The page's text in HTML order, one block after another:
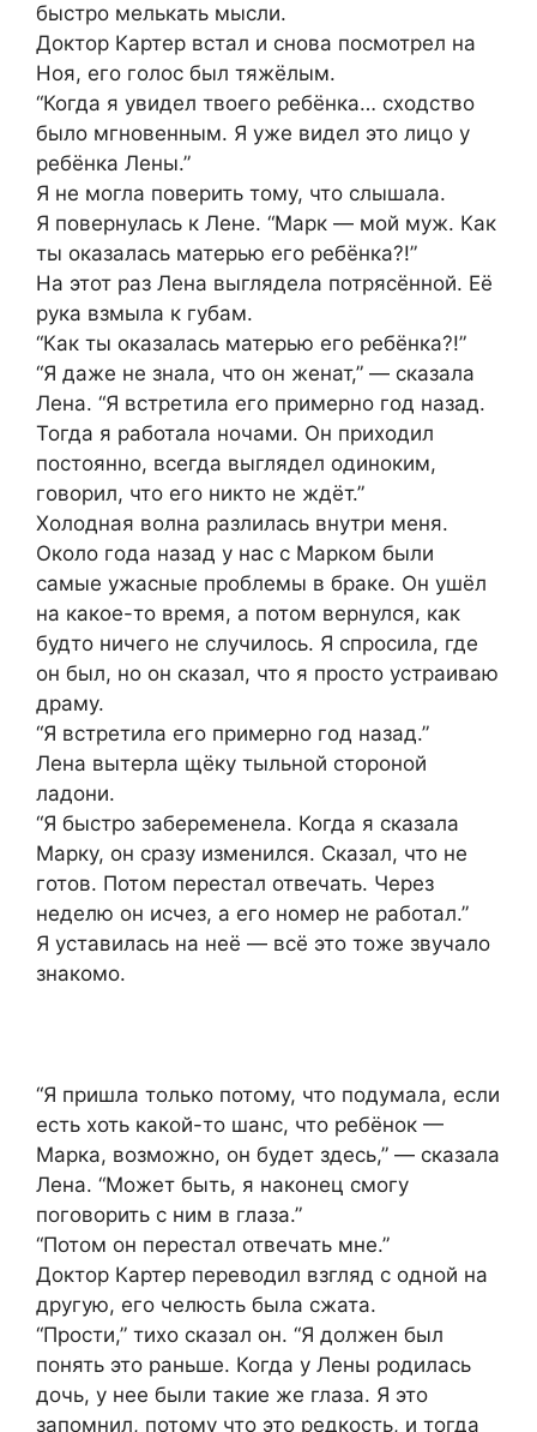
быстро мелькать мысли.
Доктор Картер встал и снова посмотрел на
Ноя, его голос был тяжёлым.
“Когда я увидел твоего ребёнка… сходство
было мгновенным. Я уже видел это лицо у
ребёнка Лены.”
Я не могла поверить тому, что слышала.
Я повернулась к Лене. “Марк — мой муж. Как
ты оказалась матерью его ребёнка?!”
На этот раз Лена выглядела потрясённой. Её
рука взмыла к губам.
“Как ты оказалась матерью его ребёнка?!”
“Я даже не знала, что он женат,” — сказала
Лена. “Я встретила его примерно год назад.
Тогда я работала ночами. Он приходил
постоянно, всегда выглядел одиноким,
говорил, что его никто не ждёт.”
Холодная волна разлилась внутри меня.
Около года назад у нас с Марком были
самые ужасные проблемы в браке. Он ушёл
на какое-то время, а потом вернулся, как
будто ничего не случилось. Я спросила, где
он был, но он сказал, что я просто устраиваю
драму.
“Я встретила его примерно год назад.”
Лена вытерла щёку тыльной стороной
ладони.
“Я быстро забеременела. Когда я сказала
Марку, он сразу изменился. Сказал, что не
готов. Потом перестал отвечать. Через
неделю он исчез, а его номер не работал.”
Я уставилась на неё — всё это тоже звучало
знакомо.
“Я пришла только потому, что подумала, если
есть хоть какой-то шанс, что ребёнок —
Марка, возможно, он будет здесь,” — сказала
Лена. “Может быть, я наконец смогу
поговорить с ним в глаза.”
“Потом он перестал отвечать мне.”
Доктор Картер переводил взгляд с одной на
другую, его челюсть была сжата.
“Прости,” тихо сказал он. “Я должен был
понять это раньше. Когда у Лены родилась
дочь, у нее были такие же глаза. Я это
запомнил, потому что это редкость, и тогда